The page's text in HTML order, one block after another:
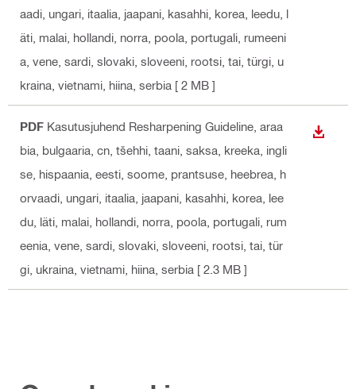
aadi, ungari, itaalia, jaapani, kasahhi, korea, leedu, l
äti, malai, hollandi, norra, poola, portugali, rumeeni
a, vene, sardi, slovaki, sloveeni, rootsi, tai, türgi, u
kraina, vietnami, hiina, serbia [ 2 MB ]
PDF Kasutusjuhend Resharpening Guideline , araa
bia, bulgaaria, cn, tšehhi, taani, saksa, kreeka, ingli
se, hispaania, eesti, soome, prantsuse, heebrea, h
orvaadi, ungari, itaalia, jaapani, kasahhi, korea, lee
du, läti, malai, hollandi, norra, poola, portugali, rum
eenia, vene, sardi, slovaki, sloveeni, rootsi, tai, tür
gi, ukraina, vietnami, hiina, serbia [ 2.3 MB ]